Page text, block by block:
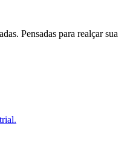
Pensadas para realçar sua